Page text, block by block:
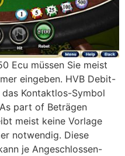
Ecu müssen Sie meist
eingeben. HVB Debit-
Kontaktlos-Symbol
part of Beträgen
meist keine Vorlage
notwendig. Diese
je Angeschlossen-